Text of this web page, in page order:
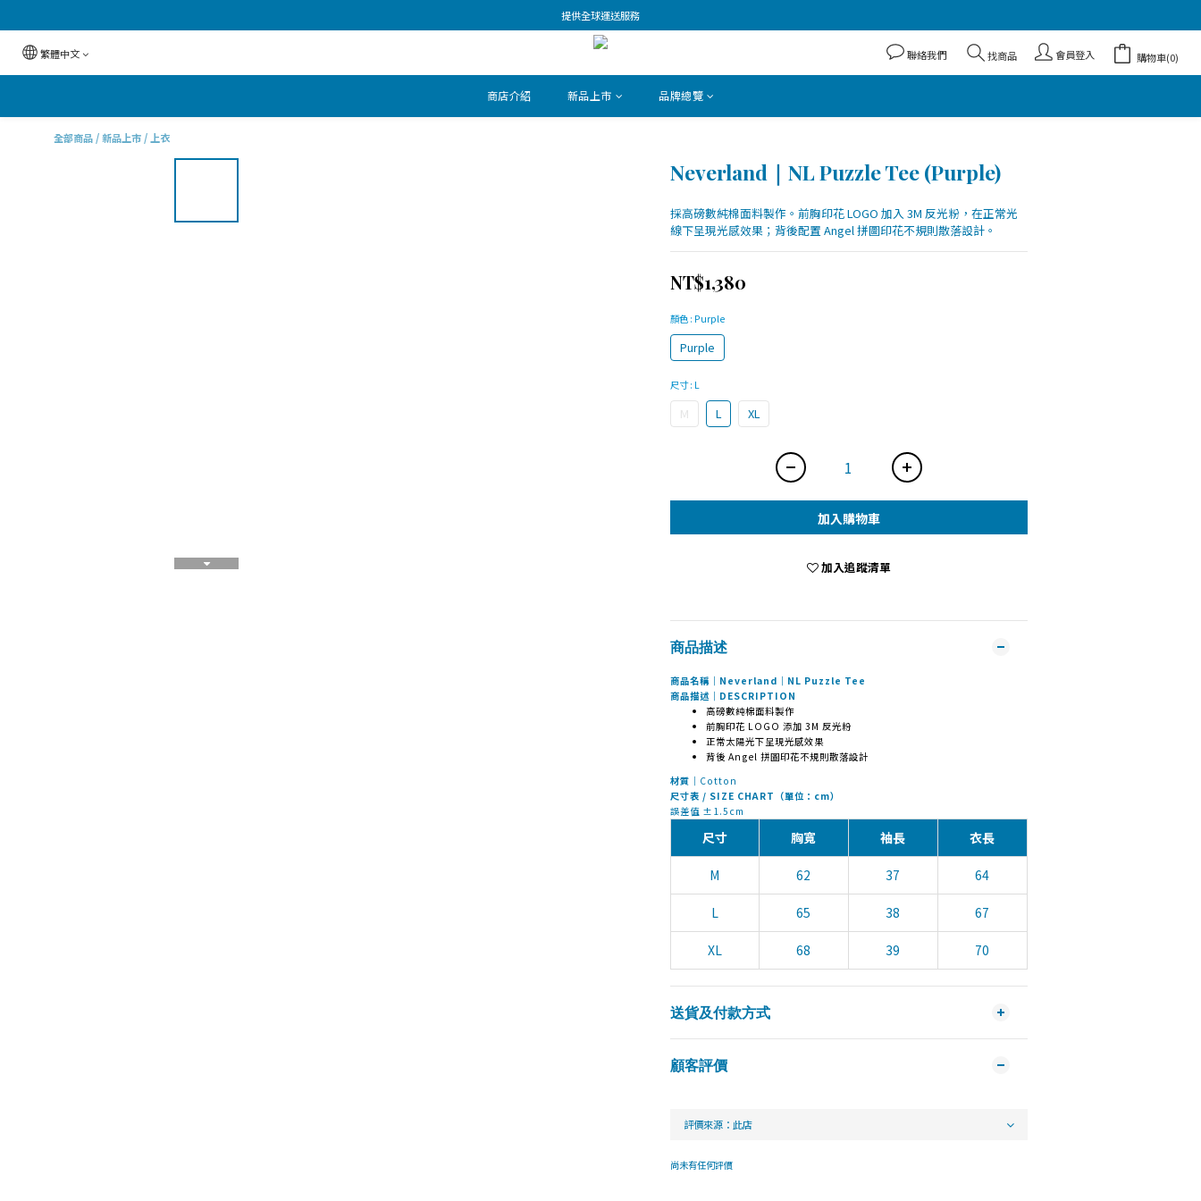
提供全球運送服務
繁體中文 聯絡我們 找商品 會員登入 購物車(0)
商店介紹 新品上市 品牌總覽
全部商品 /新品上市 / 上衣
Neverland｜NL Puzzle Tee (Purple)
採高磅數純棉面料製作。前胸印花 LOGO 加入 3M 反光粉，在正常光
線下呈現光感效果；背後配置 Angel 拼圖印花不規則散落設計。
NT$1,380
顏色 : Purple
Purple
尺寸: L
M L XL
加入購物車
加入追蹤清單
商品描述
商品名稱｜Neverland｜NL Puzzle Tee
商品描述｜DESCRIPTION
高磅數純棉面料製作
前胸印花 LOGO 添加 3M 反光粉
正常太陽光下呈現光感效果
背後 Angel 拼圖印花不規則散落設計
材質｜ Cotton
尺寸表 / SIZE CHART（單位：cm）
誤差值 ±1.5cm
尺寸 胸寬 袖長 衣長
M 62 37 64
L 65 38 67
XL 68 39 70
送貨及付款方式
顧客評價
尚未有任何評價